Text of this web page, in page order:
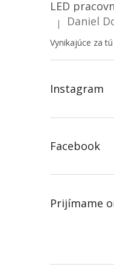
Hodnotenie
| Daniel
Vynikajúce za
Instagram
Facebook
Prijímame